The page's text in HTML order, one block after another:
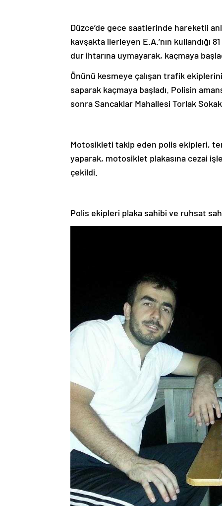
Düzce’de gece saatlerinde hareketli
kavşakta ilerleyen E.A.’nın
dur ihtarına uymayarak, kaçmaya
Önünü kesmeye çalışan trafik
saparak kaçmaya başladı. Polisin
sonra Sancaklar Mahallesi Torlak
Motosikleti takip eden polis ekipleri,
yaparak, motosiklet plakasına cezai
çekildi.
Polis ekipleri plaka sahibi ve ruhsat